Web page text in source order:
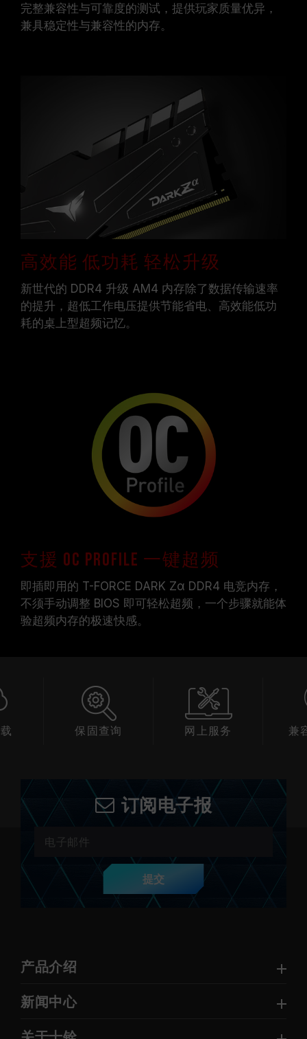
完整兼容性与可靠度的测试，提供玩家质量优异，
兼具稳定性与兼容性的内存。
高效能 低功耗 轻松升级
新世代的 DDR4 升级 AM4 内存除了数据传输速率
的提升，超低工作电压提供节能省电、高效能低功
耗的桌上型超频记忆。
支援 OC Profile 一键超频
即插即用的 T-FORCE DARK Zα DDR4 电竞内存，
不须手动调整 BIOS 即可轻松超频，一个步骤就能体
验超频内存的极速快感。
保固查询 网上服务 兼
订阅电子报
提交
产品介绍
新闻中心